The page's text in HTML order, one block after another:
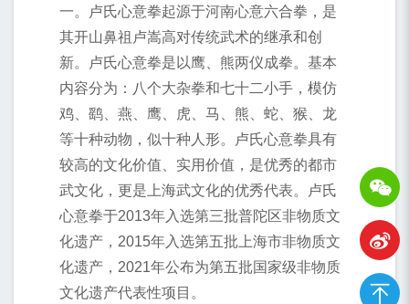
一。卢氏心意拳起源于河南心意六合拳，是
其开山鼻祖卢嵩高对传统武术的继承和创
新。卢氏心意拳是以鹰、熊两仪成拳。基本
内容分为：八个大杂拳和七十二小手，模仿
鸡、鹞、燕、鹰、虎、马、熊、蛇、猴、龙
等十种动物，似十种人形。卢氏心意拳具有
较高的文化价值、实用价值，是优秀的都市
武文化，更是上海武文化的优秀代表。卢氏
心意拳于2013年入选第三批普陀区非物质文
化遗产，2015年入选第五批上海市非物质文
化遗产，2021年公布为第五批国家级非物质
文化遗产代表性项目。